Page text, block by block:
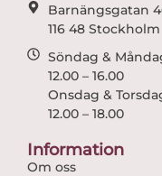
Barnängsgatan
116 48 Stockholm
Söndag &
12.00 – 16.00
Onsdag &
12.00 – 18.00
Information
Om oss